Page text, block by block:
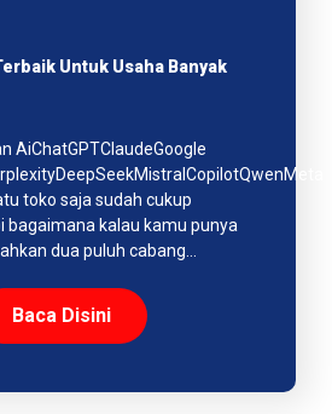
Untuk Usaha Banyak
AiChatGPTClaudeGoogle
toko saja sudah cukup
bagaimana kalau kamu punya
dua puluh cabang…
Baca Disini